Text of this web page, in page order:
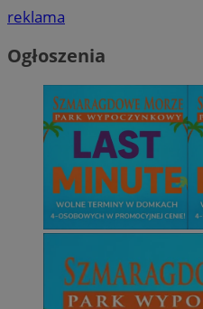
reklama
Ogłoszenia